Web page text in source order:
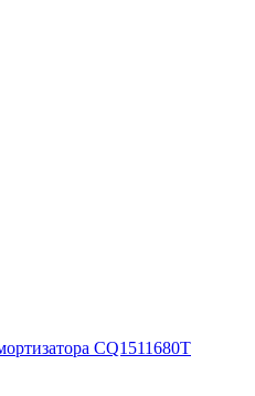
CQ1511680T